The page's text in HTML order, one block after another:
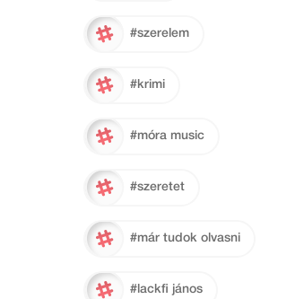
#szerelem
#krimi
#móra music
#szeretet
#már tudok olvasni
#lackfi jános